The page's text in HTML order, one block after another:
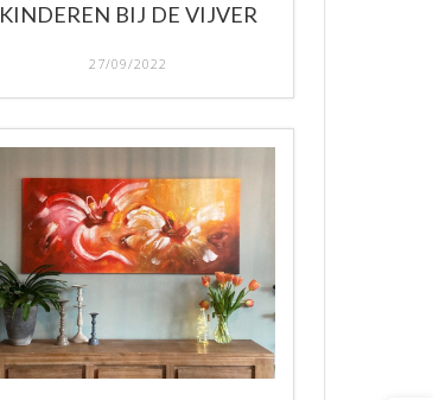
KINDEREN BIJ DE VIJVER
27/09/2022